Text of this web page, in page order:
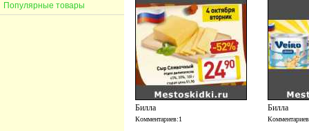
Популярные товары
Билла
Комментариев:1
Билла